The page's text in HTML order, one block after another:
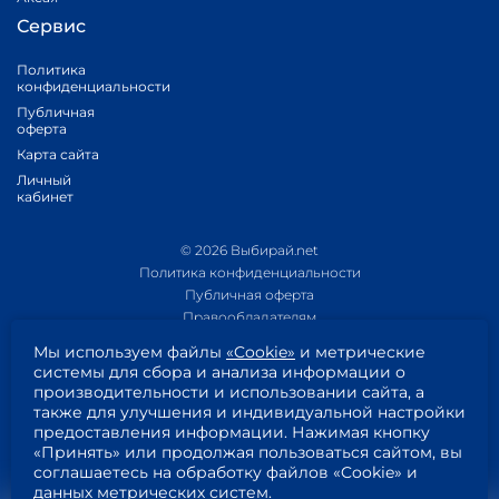
телевидение, работающее по протоколу интернета.
самые разные TV-пакеты и удобные цифровые
приставки. Компания является лидером по количеству
абонентов платного телевидения.
Телефония.
домашний телефон и сотовая связь под брендом Tele2
. Клиентам предлагаются различные тарифные планы.
Телефонная сеть компании в Красноярске рассчитана
самым обычным делом. А Проверить подключение
вашего дома и оставить заявку на подключение можно
Сервис
Политика
конфиденциальности
Публичная
оферта
Карта сайта
Личный
кабинет
© 2026 Выбирай.net
Политика конфиденциальности
Публичная оферта
Правообладателям
Приложение 1
Приложение 2
Пользовательское соглашение
Согласие на обработку персональных данных
Мы используем файлы «Cookie» и метрические
системы для сбора и анализа информации о
производительности и использовании сайта, а
также для улучшения и индивидуальной настройки
предоставления информации. Нажимая кнопку
«Принять» или продолжая пользоваться сайтом, вы
соглашаетесь на обработку файлов «Cookie» и
данных метрических систем.